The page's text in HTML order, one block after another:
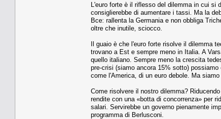
L'euro forte è il riflesso del dilemma in cui si
consiglierebbe di aumentare i tassi. Ma la
Bce: rallenta la Germania e non obbliga
oltre che inutile, sciocco.
Il guaio è che l'euro forte risolve il dilemma
trovano a Est e sempre meno in Italia. A
quello italiano. Sempre meno la crescita
pre-crisi (siamo ancora 15% sotto)
come l'America, di un euro debole. Ma
Come risolvere il nostro dilemma?
rendite con una «botta di concorrenza» per
salari. Servirebbe un governo pienamente
programma di Berlusconi.